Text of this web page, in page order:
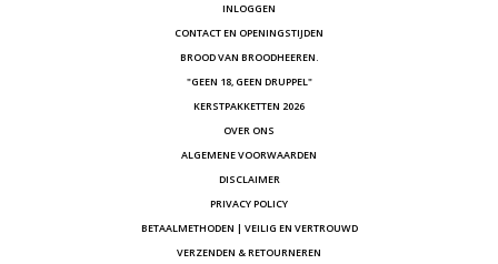
INLOGGEN
CONTACT EN OPENINGSTIJDEN
BROOD VAN BROODHEEREN.
"GEEN 18, GEEN DRUPPEL"
KERSTPAKKETTEN 2026
OVER ONS
ALGEMENE VOORWAARDEN
DISCLAIMER
PRIVACY POLICY
BETAALMETHODEN | VEILIG EN VERTROUWD
VERZENDEN & RETOURNEREN